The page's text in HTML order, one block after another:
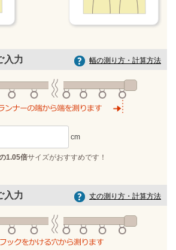
入力 幅の測り方・計算方法
1.05倍サイズがおすすめです！
入力 丈の測り方・計算方法